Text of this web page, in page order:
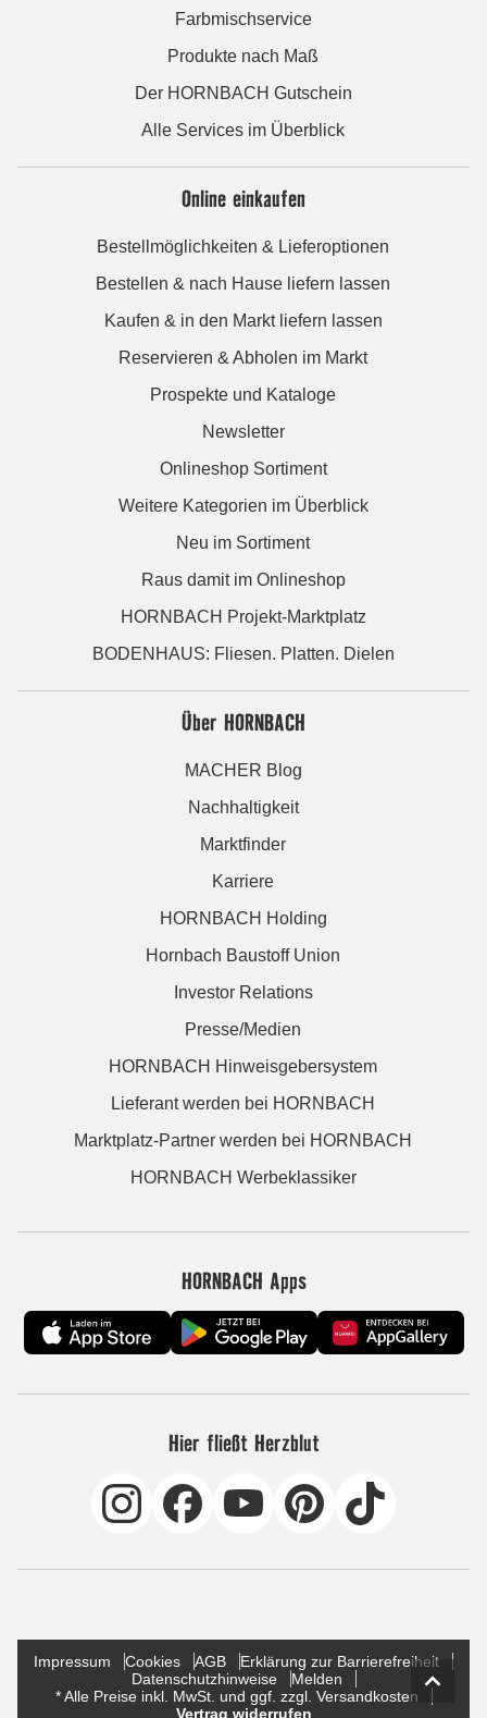
Farbmischservice
Produkte nach Maß
Der HORNBACH Gutschein
Alle Services im Überblick
Online einkaufen
Bestellmöglichkeiten & Lieferoptionen
Bestellen & nach Hause liefern lassen
Kaufen & in den Markt liefern lassen
Reservieren & Abholen im Markt
Prospekte und Kataloge
Newsletter
Onlineshop Sortiment
Weitere Kategorien im Überblick
Neu im Sortiment
Raus damit im Onlineshop
HORNBACH Projekt-Marktplatz
BODENHAUS: Fliesen. Platten. Dielen
Über HORNBACH
MACHER Blog
Nachhaltigkeit
Marktfinder
Karriere
HORNBACH Holding
Hornbach Baustoff Union
Investor Relations
Presse/Medien
HORNBACH Hinweisgebersystem
Lieferant werden bei HORNBACH
Marktplatz-Partner werden bei HORNBACH
HORNBACH Werbeklassiker
HORNBACH Apps
Hier fließt Herzblut
Impressum Cookies AGB
Erklärung zur Barrierefreiheit
Datenschutzhinweise
Melden
* Alle Preise inkl. MwSt. und ggf. zzgl. Versandkosten
Vertrag widerrufen